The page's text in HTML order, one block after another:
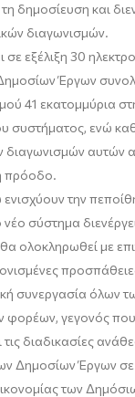
δημοσίευση και
διαγωνισμών.
σε εξέλιξη 30
Έργων
41 εκατομμύρια
συστήματος, ενώ
διαγωνισμών αυτών
πρόοδο.
την
σύστημα
ολοκληρωθεί με
συνεργασία όλων
φορέων, γεγονός που
τις διαδικασίες
Δημοσίων Έργων
των